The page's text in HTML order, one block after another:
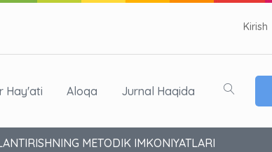
Kirish
Hay'ati Aloqa Jurnal Haqida
METODIK IMKONIYATLARI